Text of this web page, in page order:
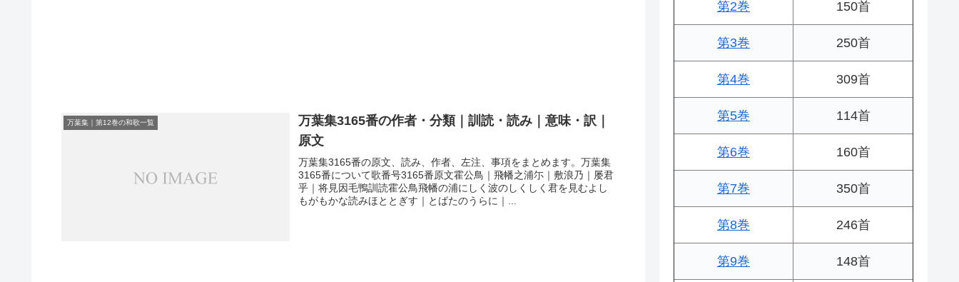
万葉集｜第12巻の和歌一覧
万葉集3165番の作者・分類｜訓読・読み｜意味・訳｜
原文
万葉集3165番の原文、読み、作者、左注、事項をまとめます。万葉集
3165番について歌番号3165番原文霍公鳥｜飛幡之浦尓｜敷浪乃｜屡君
乎｜将見因毛鴨訓読霍公鳥飛幡の浦にしく波のしくしく君を見むよし
もがもかな読みほととぎす｜とばたのうらに｜...
第2巻 150首
第3巻 250首
第4巻 309首
第5巻 114首
第6巻 160首
第7巻 350首
第8巻 246首
第9巻 148首